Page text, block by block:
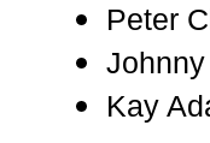
Peter
Kay